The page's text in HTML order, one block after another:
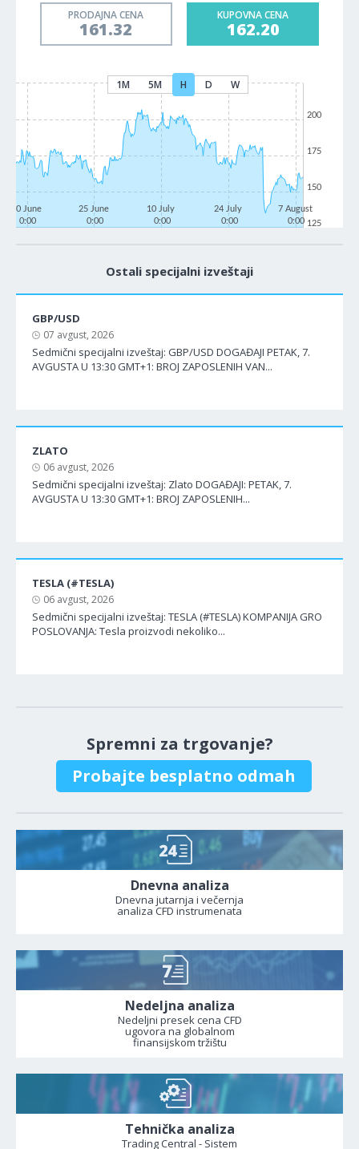
PRODAJNA CENA
161.32
KUPOVNA CENA
162.20
1M 5M H D W
10 June
0:00
25 June
0:00
10 July
0:00
24 July
0:00
7 August
0:00 125
150
175
200
Ostali specijalni izveštaji
GBP/USD
07 avgust, 2026
Sedmični specijalni izveštaj: GBP/USD DOGAĐAJI PETAK, 7.
AVGUSTA U 13:30 GMT+1: BROJ ZAPOSLENIH VAN...
ZLATO
06 avgust, 2026
Sedmični specijalni izveštaj: Zlato DOGAĐAJI: PETAK, 7.
AVGUSTA U 13:30 GMT+1: BROJ ZAPOSLENIH...
TESLA (#TESLA)
06 avgust, 2026
Sedmični specijalni izveštaj: TESLA (#TESLA) KOMPANIJA GRO
POSLOVANJA: Tesla proizvodi nekoliko...
Spremni za trgovanje?
Probajte besplatno odmah
Dnevna analiza
Dnevna jutarnja i večernja
analiza CFD instrumenata
Nedeljna analiza
Nedeljni presek cena CFD
ugovora na globalnom
finansijskom tržištu
Tehnička analiza
Trading Central - Sistem